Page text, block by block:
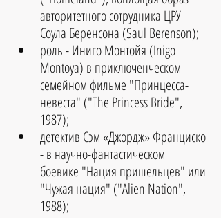
авторитетного сотрудника ЦРУ
Соула Беренсона (Saul Berenson);
роль - Иниго Монтойя (Inigo
Montoya) в приключенческом
семейном фильме "Принцесса-
невеста" ("The Princess Bride",
1987);
детектив Сэм «Джордж» Франциско
- в научно-фантастическом
боевике "Нация пришельцев" или
"Чужая нация" ("Alien Nation",
1988);